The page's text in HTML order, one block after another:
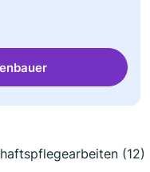
(12)